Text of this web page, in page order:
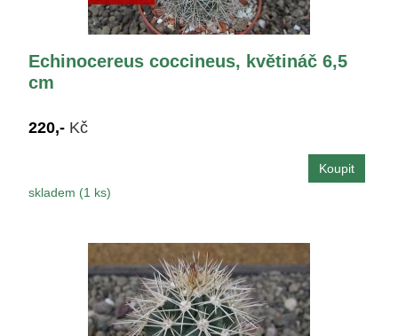
Echinocereus coccineus, květináč 6,5
cm
220,- Kč
skladem (1 ks)